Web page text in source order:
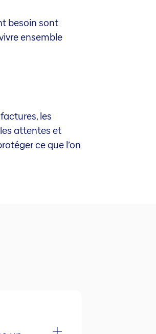
besoin sont
ensemble
les
attentes et
ce que l’on